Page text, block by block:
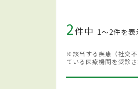
2件中 1〜2件を表
※該当する疾患（社交
ている医療機関を受診